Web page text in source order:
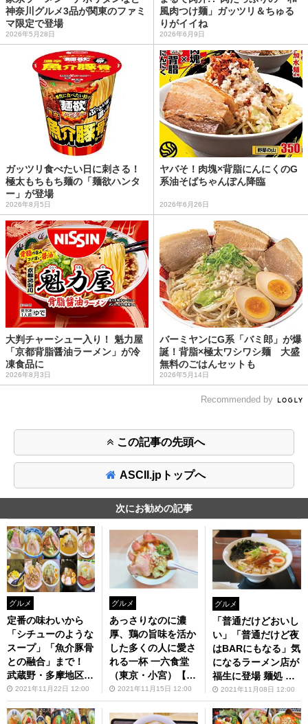
神奈川グルメ3品が関東のファミ
マ限定で登場
2026年5月28日
風肉つけ麺」ガッツリ＆ちゅる
りがイイね
2026年6月9日
ガッツリ食べたい日に刺さる！
極太もちもち麺の「麺欲ハンタ
ー」が登場
2026年8月5日
ヤバそ！肉塊×背脂にんにくのG
系油そばちゃんぽん降臨
2026年6月26日
大判チャーシュー入り！ 魁力屋
「京都背脂醤油ラーメン」が冷
凍食品に
2026年8月3日
バーミヤンにG系「バミ郎」が爆
誕！背脂×極太ワシワシ麺 大盛
無料のごはんセットも
2026年5月14日
Recommended by
この記事の先頭へ
ASCII.jpトップへ
次にお勧めの記事
グルメ
定番の味わいから
「シチューのような
スープ」「魚介豚骨
との融合」まで！
武蔵野・多摩地区で
食べられる美味しい
味噌ラーメン特集
【ZATSUのオスス
2021年11月22日 12:00
グルメ
あっさりなのに濃
厚、鶏の旨味を活か
した多くの人に愛さ
れる一杯 一六食堂
（東京・小宮）【Z
ATSUのオスス麺 in
武蔵野・多摩】第80
回
2021年11月15日 12:00
グルメ
「普通だけどおいし
い」「普通だけど夜
はBARにもなる」気
になるラーメン店が
福生に登場 麺処 し
んすけ（東京・福
生）【ZATSUのオ
スス麺 in 武蔵野・
2021年11月08日 12:00